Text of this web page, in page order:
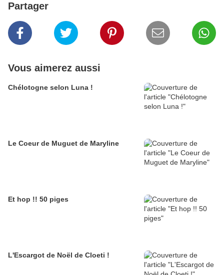
Partager
Vous aimerez aussi
Chélotogne selon Luna !
Le Coeur de Muguet de Maryline
Et hop !! 50 piges
L'Escargot de Noël de Cloeti !